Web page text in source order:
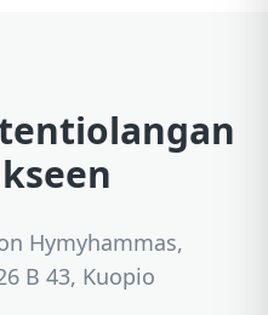
Hymyhammas,
B 43, Kuopio